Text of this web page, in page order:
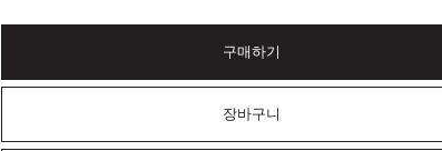
구매하기
장바구니